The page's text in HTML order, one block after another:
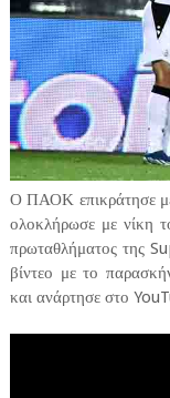
Ο ΠΑΟΚ επικράτησε
ολοκλήρωσε με νίκη
πρωταθλήματος της
βίντεο με το
και ανάρτησε στο